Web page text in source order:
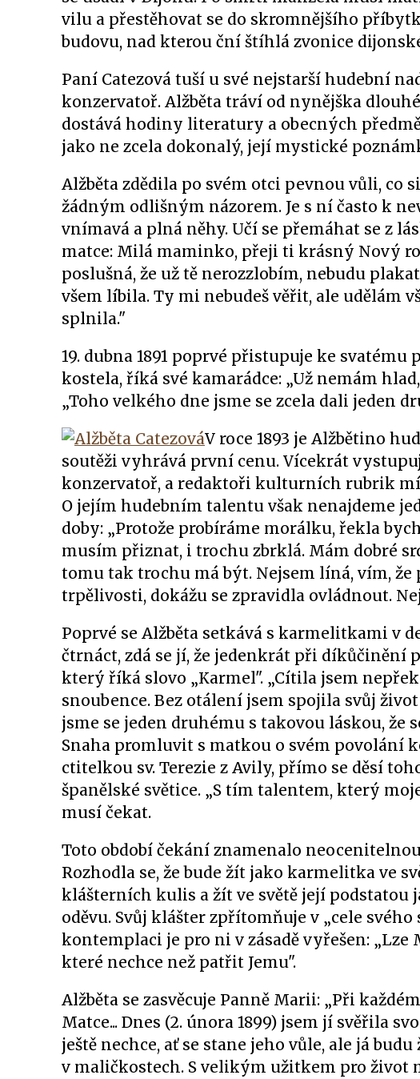
vilu a přestěhovat se do skromnějšího
budovu, nad kterou ční štíhlá zvonice
Paní Catezová tuší u své nejstarší hudební
konzervatoř. Alžběta tráví od nynějška
dostává hodiny literatury a obecných
jako ne zcela dokonalý, její mystické
Alžběta zdědila po svém otci pevnou vůli, co
žádným odlišným názorem. Je s ní často k
vnímavá a plná něhy. Učí se přemáhat se z
matce: Milá maminko, přeji ti krásný Nový
poslušná, že už tě nerozzlobím, nebudu
všem líbila. Ty mi nebudeš věřit, ale udělám
splnila."
19. dubna 1891 poprvé přistupuje ke
kostela, říká své kamarádce: „Už nemám
„Toho velkého dne jsme se zcela dali jeden
V roce 1893 je Alžbětino
soutěži vyhrává první cenu. Vícekrát
konzervatoř, a redaktoři kulturních rubrik
O jejím hudebním talentu však nenajdeme
doby: „Protože probíráme morálku, řekla
musím přiznat, i trochu zbrklá. Mám dobré
tomu tak trochu má být. Nejsem líná, vím,
trpělivosti, dokážu se zpravidla ovládnout.
Poprvé se Alžběta setkává s karmelitkami v
čtrnáct, zdá se jí, že jedenkrát při díkůčinění
který říká slovo „Karmel". „Cítila jsem
snoubence. Bez otálení jsem spojila svůj
jsme se jeden druhému s takovou láskou, že
Snaha promluvit s matkou o svém povolání
ctitelkou sv. Terezie z Avily, přímo se děsí
španělské světice. „S tím talentem, který
musí čekat.
Toto období čekání znamenalo
Rozhodla se, že bude žít jako karmelitka ve
klášterních kulis a žít ve světě její podstatou
oděvu. Svůj klášter zpřítomňuje v „cele svého
kontemplaci je pro ni v zásadě vyřešen:
které nechce než patřit Jemu".
Alžběta se zasvěcuje Panně Marii: „Při
Matce... Dnes (2. února 1899) jsem jí svěřila
ještě nechce, ať se stane jeho vůle, ale já
v maličkostech. S velikým užitkem pro život